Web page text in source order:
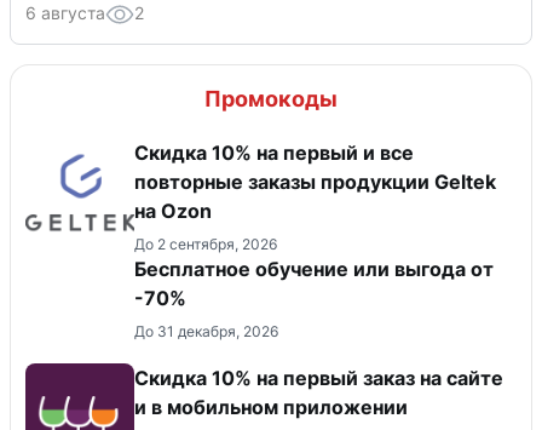
6 августа 2
Промокоды
Скидка 10% на первый и все
повторные заказы продукции Geltek
на Ozon
До 2 сентября, 2026
Бесплатное обучение или выгода от
-70%
До 31 декабря, 2026
Скидка 10% на первый заказ на сайте
и в мобильном приложении